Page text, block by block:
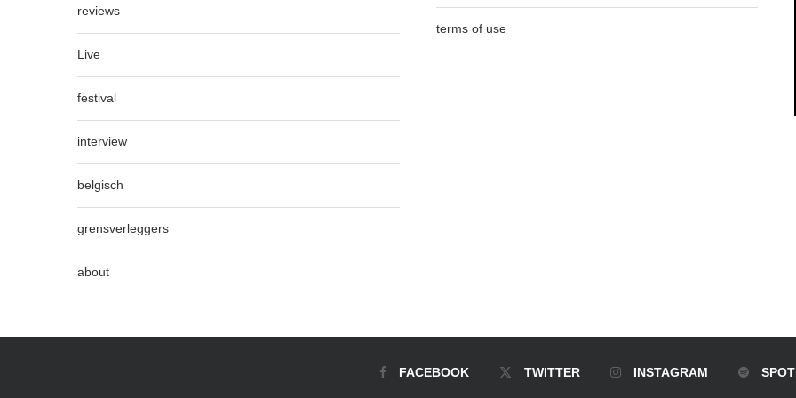
reviews
Live
festival
interview
belgisch
grensverleggers
about
terms of use
FACEBOOK TWITTER INSTAGRAM